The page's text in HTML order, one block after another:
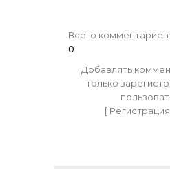
Всего комментариев:
0
Добавлять
только
[ Регистрация